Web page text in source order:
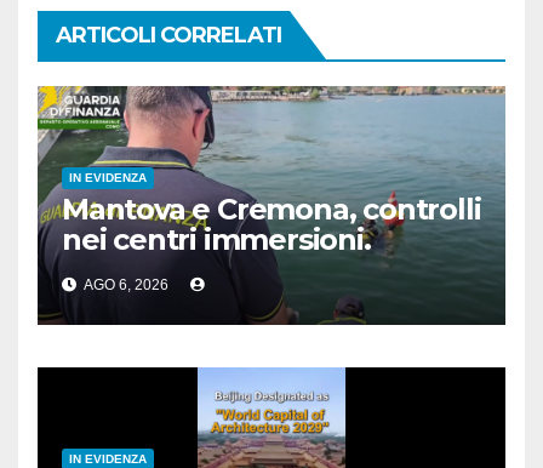
ARTICOLI CORRELATI
IN EVIDENZA
Mantova e Cremona, controlli
nei centri immersioni.
Sanzioni per 90 mila euro
AGO 6, 2026
IN EVIDENZA